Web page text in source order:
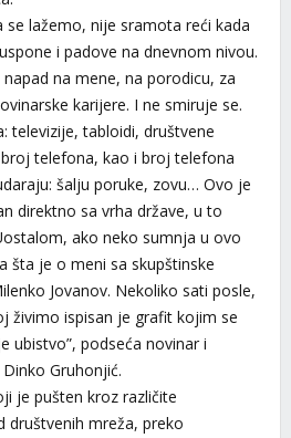
se lažemo, nije sramota reći kada
i padove na dnevnom nivou.
na mene, na porodicu, za
karijere. I ne smiruje se.
televizije, tabloidi, društvene
telefona, kao i broj telefona
šalju poruke, zovu… Ovo je
direktno sa vrha države, u to
ako neko sumnja u ovo
šta je o meni sa skupštinske
Jovanov. Nekoliko sati posle,
živimo ispisan je grafit kojim se
ubistvo”, podseća novinar i
Gruhonjić.
je pušten kroz različite
društvenih mreža, preko